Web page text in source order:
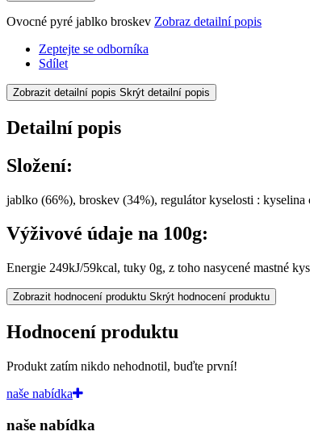
Ovocné pyré jablko broskev Zobraz detailní popis
Zeptejte se odborníka
Sdílet
Zobrazit detailní popis Skrýt detailní popis
Detailní popis
Složení:
jablko (66%), broskev (34%), regulátor kyselosti : kyselina
Výživové údaje na 100g:
Energie 249kJ/59kcal, tuky 0g, z toho nasycené mastné
Zobrazit hodnocení produktu Skrýt hodnocení produktu
Hodnocení produktu
Produkt zatím nikdo nehodnotil, buďte první!
naše nabídka
naše nabídka